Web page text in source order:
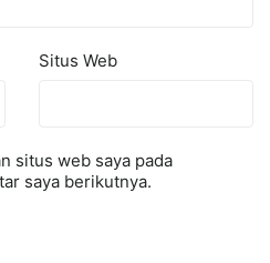
Situs Web
situs web saya pada
saya berikutnya.